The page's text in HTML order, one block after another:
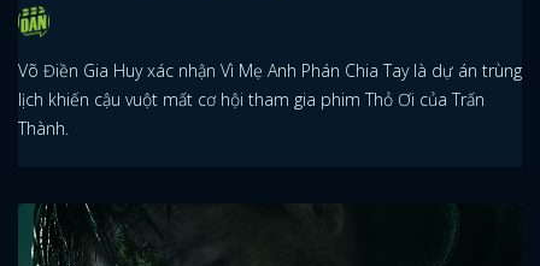
Võ Điền Gia Huy xác nhận Vì Mẹ Anh Phán Chia Tay là dự án trùng
lịch khiến cậu vuột mất cơ hội tham gia phim Thỏ Ơi của Trấn
Thành.